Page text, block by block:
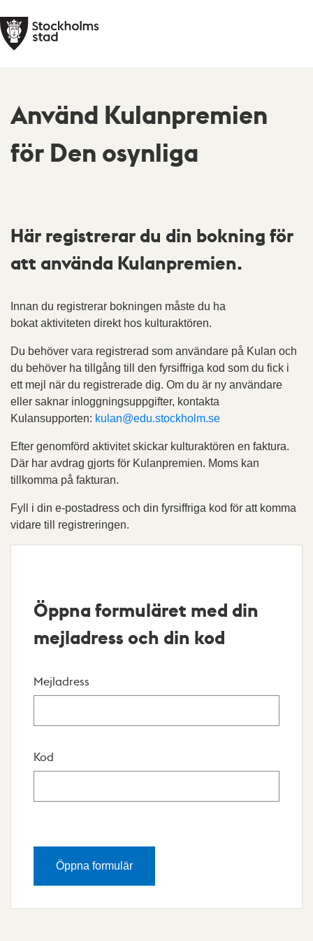
Använd Kulanpremien
för Den osynliga
Här registrerar du din bokning för
att använda Kulanpremien.
Innan du registrerar bokningen måste du ha
bokat aktiviteten direkt hos kulturaktören.
Du behöver vara registrerad som användare på Kulan och
du behöver ha tillgång till den fyrsiffriga kod som du fick i
ett mejl när du registrerade dig. Om du är ny användare
eller saknar inloggningsuppgifter, kontakta
Kulansupporten: kulan@edu.stockholm.se
Efter genomförd aktivitet skickar kulturaktören en faktura.
Där har avdrag gjorts för Kulanpremien. Moms kan
tillkomma på fakturan.
Fyll i din e-postadress och din fyrsiffriga kod för att komma
vidare till registreringen.
Öppna formuläret med din
mejladress och din kod
Mejladress
Kod